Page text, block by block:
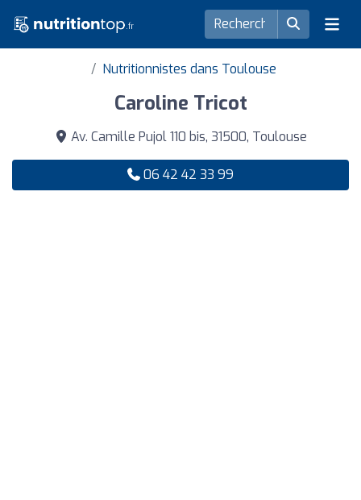
Nutritionnistes dans Toulouse
Caroline Tricot
Av. Camille Pujol 110 bis, 31500, Toulouse
06 42 42 33 99